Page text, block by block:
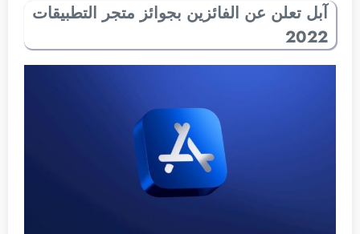
آبل تعلن عن الفائزين بجوائز متجر التطبيقات
2022